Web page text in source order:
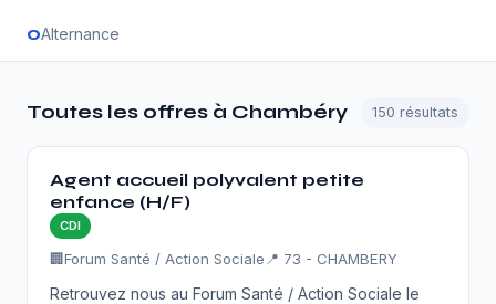
0Alternance
Toutes les offres à Chambéry 150 résultats
Agent accueil polyvalent petite
enfance (H/F)
CDI
🏢Forum Santé / Action Sociale 📍 73 - CHAMBERY
Retrouvez nous au Forum Santé / Action Sociale le